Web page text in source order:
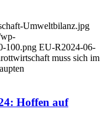
Umweltbilanz.jpg
100.png EU-R2024-06-
muss sich im
Hoffen auf